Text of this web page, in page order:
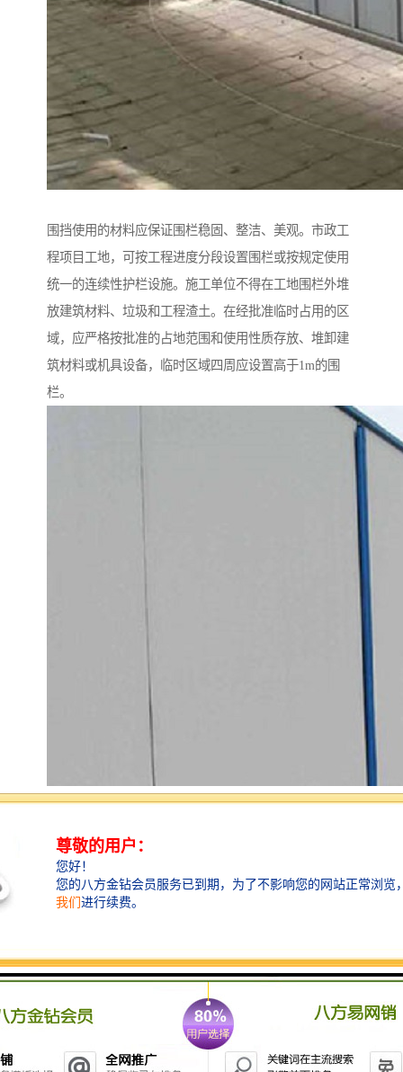
围挡使用的材料应保证围栏稳固、整洁、美观。市政工
程项目工地，可按工程进度分段设置围栏或按规定使用
统一的连续性护栏设施。施工单位不得在工地围栏外堆
放建筑材料、垃圾和工程渣土。在经批准临时占用的区
域，应严格按批准的占地范围和使用性质存放、堆卸建
筑材料或机具设备，临时区域四周应设置高于1m的围
栏。